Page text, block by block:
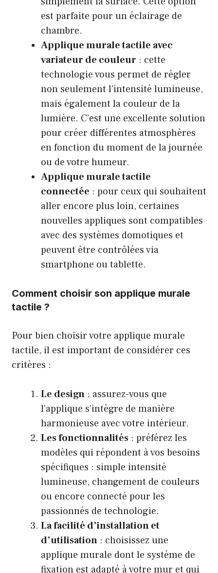
est parfaite pour un éclairage de
chambre.
Applique murale tactile avec
variateur de couleur : cette
technologie vous permet de régler
non seulement l’intensité lumineuse,
mais également la couleur de la
lumière. C’est une excellente solution
pour créer différentes atmosphères
en fonction du moment de la journée
ou de votre humeur.
Applique murale tactile
connectée : pour ceux qui souhaitent
aller encore plus loin, certaines
nouvelles appliques sont compatibles
avec des systèmes domotiques et
peuvent être contrôlées via
smartphone ou tablette.
Comment choisir son applique murale
tactile ?
Pour bien choisir votre applique murale
tactile, il est important de considérer ces
critères :
Le design : assurez-vous que
l’applique s’intègre de manière
harmonieuse avec votre intérieur.
Les fonctionnalités : préférez les
modèles qui répondent à vos besoins
spécifiques : simple intensité
lumineuse, changement de couleurs
ou encore connecté pour les
passionnés de technologie.
La facilité d’installation et
d’utilisation : choisissez une
applique murale dont le système de
fixation est adapté à votre mur et qui